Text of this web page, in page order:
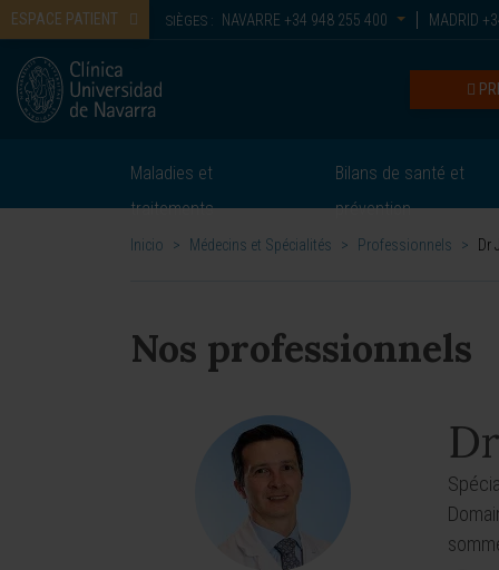
ESPACE PATIENT SIÈGES : NAVARRE +34 948 255 400 MADRID
Maladies et
traitements
Bilans de santé et
prévention
Inicio > Médecins et Spécialités > Professionnels > Dr
Nos professionnels